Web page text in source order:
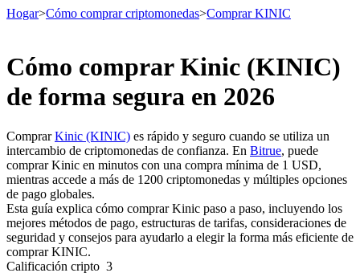
Futuros
Futuros del USDT
Futuros que utilizan USDT como garantía
Hogar>Cómo comprar criptomonedas>Comprar KINIC
Cómo comprar Kinic (KINIC)
de forma segura en 2026
ComprarKinic (KINIC) es rápido y seguro cuando se utiliza un
intercambio de criptomonedas de confianza. En Bitrue, puede
comprar Kinic en minutos con una compra mínima de 1 USD,
mientras accede a más de 1200 criptomonedas y múltiples opciones
de pago globales.
Esta guía explica cómo comprar Kinic paso a paso, incluyendo los
mejores métodos de pago, estructuras de tarifas, consideraciones de
seguridad y consejos para ayudarlo a elegir la forma más eficiente de
comprar KINIC.
Calificación cripto 3